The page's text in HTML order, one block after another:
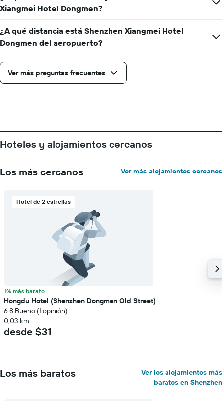
Xiangmei Hotel Dongmen?
¿A qué distancia está Shenzhen Xiangmei Hotel
Dongmen del aeropuerto?
Ver más preguntas frecuentes
Hoteles y alojamientos cercanos
Los más cercanos Ver más alojamientos cercanos
Hotel de 2 estrellas
1% más barato
Hongdu Hotel (Shenzhen Dongmen Old Street)
6.8 Bueno (1 opinión)
0,03 km
desde $31
Los más baratos
Ver los alojamientos más
baratos en Shenzhen